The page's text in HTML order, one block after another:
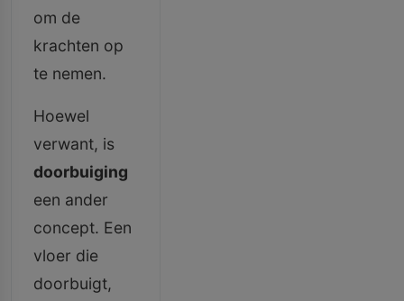
om de
krachten op
te nemen.
Hoewel
verwant, is
doorbuiging
een ander
concept. Een
vloer die
doorbuigt,